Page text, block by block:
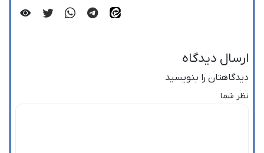
ارسال دیدگاه
دیدگاهتان را بنویسید
نظر شما